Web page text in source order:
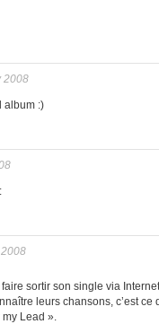
2008
album :)
sortir son single via
leurs chansons, c’est ce
Lead ».